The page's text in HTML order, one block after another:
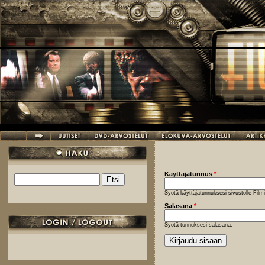
Hyppää pääsisältöön
Hakulomake
Käyttäjätunnus *
Syötä käyttäjätunnuksesi sivustolle
Salasana *
Syötä tunnuksesi salasana.